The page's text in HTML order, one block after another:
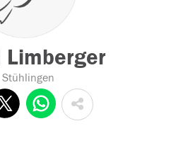
Limberger
Stühlingen